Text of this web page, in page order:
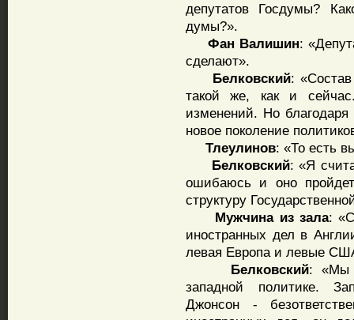
депутатов Госдумы?
думы?».
Фан Валишин:
сделают».
Белковский:
такой же, как и
изменений. Но
новое поколение
Тлеулинов: «То есть
Белковский: «Я
ошибаюсь и оно
структуру
Мужчина из зала:
иностранных дел в
левая Европа и левые
Белковский: «Мы
западной политике.
Джонсон -